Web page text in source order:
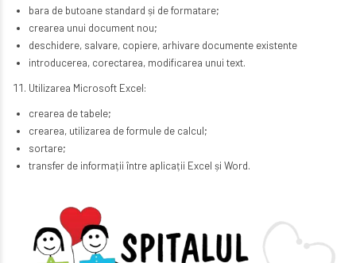
bara de butoane standard și de formatare;
crearea unui document nou;
deschidere, salvare, copiere, arhivare documente existente
introducerea, corectarea, modificarea unui text.
Utilizarea Microsoft Excel:
crearea de tabele;
crearea, utilizarea de formule de calcul;
sortare;
transfer de informații între aplicații Excel și Word.